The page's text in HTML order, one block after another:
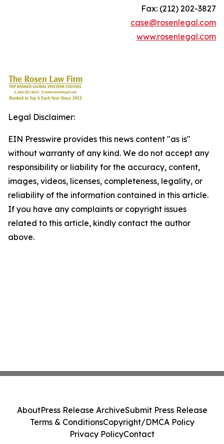
Fax: (212) 202-3827
case@rosenlegal.com
www.rosenlegal.com
Legal Disclaimer:
EIN Presswire provides this news content "as is"
without warranty of any kind. We do not accept any
responsibility or liability for the accuracy, content,
images, videos, licenses, completeness, legality, or
reliability of the information contained in this article.
If you have any complaints or copyright issues
related to this article, kindly contact the author
above.
AboutPress Release ArchiveSubmit Press Release
Terms & ConditionsCopyright/DMCA Policy
Privacy PolicyContact